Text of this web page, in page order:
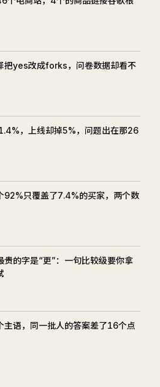
把yes改成forks，问卷数据却看不
，上线却掉5%，问题出在那26
92%只覆盖了7.4%的买家，两个数
贵的字是“更”：一句比较级要你拿
主语，同一批人的答案差了16个点